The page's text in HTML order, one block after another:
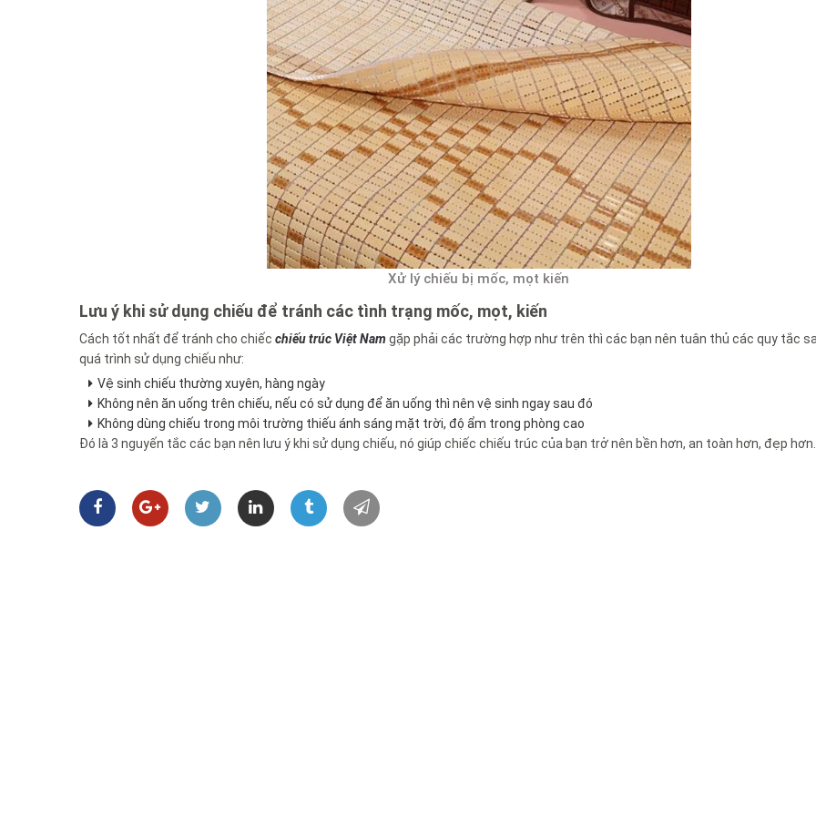
Xử lý chiếu bị mốc, mọt kiến
Lưu ý khi sử dụng chiếu để tránh các tình trạng mốc, mọt, kiến
Cách tốt nhất để tránh cho chiếc chiếu trúc Việt Nam gặp phải các trường hợp như trên thì các bạn nên tuân thủ các quy tắc
quá trình sử dụng chiếu như:
Vệ sinh chiếu thường xuyên, hàng ngày
Không nên ăn uống trên chiếu, nếu có sử dụng để ăn uống thì nên vệ sinh ngay sau đó
Không dùng chiếu trong môi trường thiếu ánh sáng mặt trời, độ ẩm trong phòng cao
Đó là 3 nguyến tắc các bạn nên lưu ý khi sử dụng chiếu, nó giúp chiếc chiếu trúc của bạn trở nên bền hơn, an toàn hơn, đẹp hơn.